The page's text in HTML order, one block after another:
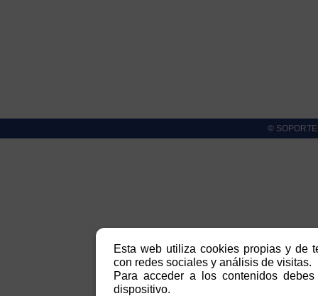
©
Esta web utiliza cookies propias y de
con redes sociales y análisis de visitas.
Para acceder a los contenidos
dispositivo.